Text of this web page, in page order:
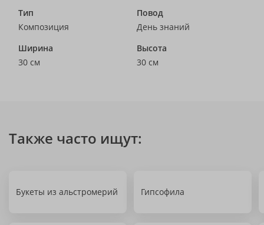
Тип
Композиция
Повод
День знаний
Ширина
30 см
Высота
30 см
Также часто ищут:
Букеты из альстромерий Гипсофила